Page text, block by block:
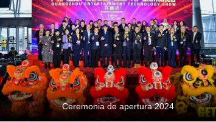
Ceremonia de apertura 2024